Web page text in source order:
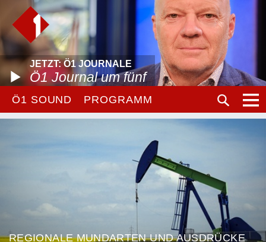
JETZT: Ö1 JOURNALE
Ö1 Journal um fünf
Ö1 SOUND PROGRAMM
REGIONALE MUNDARTEN UND AUSDRÜCKE